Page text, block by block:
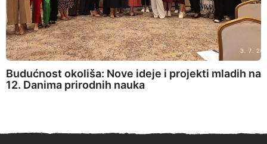
Budućnost okoliša: Nove ideje i projekti mladih na
12. Danima prirodnih nauka